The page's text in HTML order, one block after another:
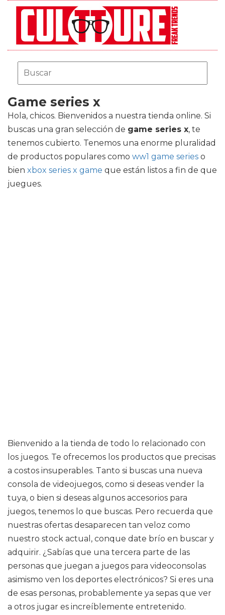
Game series x
Hola, chicos. Bienvenidos a nuestra tienda online. Si
buscas una gran selección de game series x, te
tenemos cubierto. Tenemos una enorme pluralidad
de productos populares como ww1 game series o
bien xbox series x game que están listos a fin de que
juegues.
Bienvenido a la tienda de todo lo relacionado con
los juegos. Te ofrecemos los productos que precisas
a costos insuperables. Tanto si buscas una nueva
consola de videojuegos, como si deseas vender la
tuya, o bien si deseas algunos accesorios para
juegos, tenemos lo que buscas. Pero recuerda que
nuestras ofertas desaparecen tan veloz como
nuestro stock actual, conque date brío en buscar y
adquirir. ¿Sabías que una tercera parte de las
personas que juegan a juegos para videoconsolas
asimismo ven los deportes electrónicos? Si eres una
de esas personas, probablemente ya sepas que ver
a otros jugar es increíblemente entretenido.